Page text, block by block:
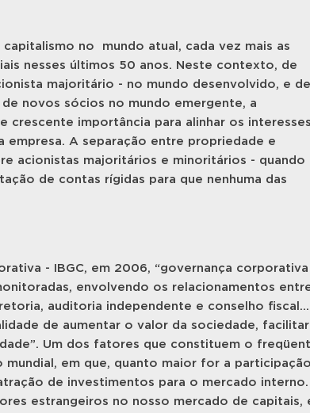
no mundo atual, cada vez mais as
nesses últimos 50 anos. Neste contexto, de
majoritário - no mundo desenvolvido, e de
novos sócios no mundo emergente, a
crescente importância para alinhar os
A separação entre propriedade e
acionistas majoritários e minoritários - quando
de contas rígidas para que nenhuma das
- IBGC, em 2006, “governança corporativa
envolvendo os relacionamentos
auditoria independente e conselho fiscal...
de aumentar o valor da sociedade, facilitar
Um dos fatores que constituem o
em que, quanto maior for a participação
de investimentos para o mercado interno.
estrangeiros no nosso mercado de capitais,